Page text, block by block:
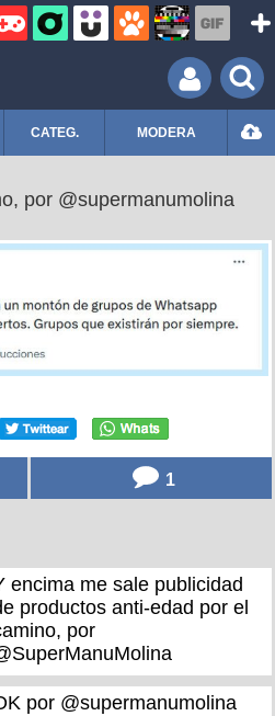
CATEG. MODERA
por @supermanumolina
1
encima me sale publicidad
productos anti-edad por el
por
por @supermanumolina